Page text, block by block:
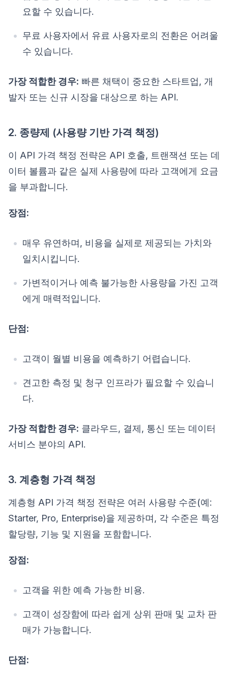
요할 수 있습니다.
무료 사용자에서 유료 사용자로의 전환은 어려울
수 있습니다.
가장 적합한 경우: 빠른 채택이 중요한 스타트업, 개
발자 또는 신규 시장을 대상으로 하는 API.
2. 종량제 (사용량 기반 가격 책정)
이 API 가격 책정 전략은 API 호출, 트랜잭션 또는 데
이터 볼륨과 같은 실제 사용량에 따라 고객에게 요금
을 부과합니다.
장점:
매우 유연하며, 비용을 실제로 제공되는 가치와
일치시킵니다.
가변적이거나 예측 불가능한 사용량을 가진 고객
에게 매력적입니다.
단점:
고객이 월별 비용을 예측하기 어렵습니다.
견고한 측정 및 청구 인프라가 필요할 수 있습니
다.
가장 적합한 경우: 클라우드, 결제, 통신 또는 데이터
서비스 분야의 API.
3. 계층형 가격 책정
계층형 API 가격 책정 전략은 여러 사용량 수준(예:
Starter, Pro, Enterprise)을 제공하며, 각 수준은 특정
할당량, 기능 및 지원을 포함합니다.
장점:
고객을 위한 예측 가능한 비용.
고객이 성장함에 따라 쉽게 상위 판매 및 교차 판
매가 가능합니다.
단점: